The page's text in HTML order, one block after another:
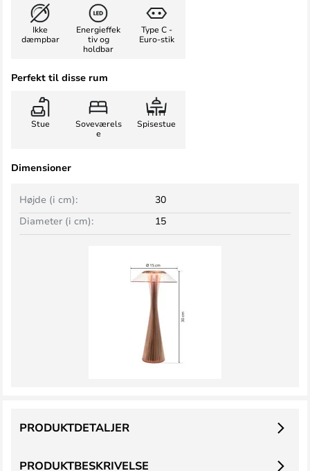
Ikke
dæmpbar
Energieffek
tiv og
holdbar
Type C -
Euro-stik
Perfekt til disse rum
Stue
Soveværels
e
Spisestue
Dimensioner
Højde (i cm):
30
Diameter (i cm):
15
PRODUKTBESKRIVELSE
PRODUKTDETALJER